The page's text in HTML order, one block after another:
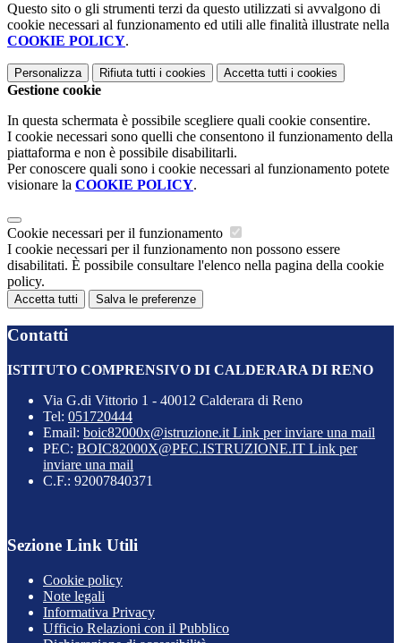
Questo sito o gli strumenti terzi da questo utilizzati si avvalgono di
cookie necessari al funzionamento ed utili alle finalità illustrate nella
COOKIE POLICY.
Personalizza Rifiuta tutti i cookies Accetta tutti i cookies
Gestione cookie
In questa schermata è possibile scegliere quali cookie consentire.
I cookie necessari sono quelli che consentono il funzionamento della
piattaforma e non è possibile disabilitarli.
Per conoscere quali sono i cookie necessari al funzionamento potete
visionare la COOKIE POLICY.
Cookie necessari per il funzionamento
I cookie necessari per il funzionamento non possono essere
disabilitati. È possibile consultare l'elenco nella pagina della cookie
policy.
Accetta tutti Salva le preferenze
Contatti
ISTITUTO COMPRENSIVO DI CALDERARA DI RENO
Via G.di Vittorio 1 - 40012 Calderara di Reno
Tel: 051720444
Email: boic82000x@istruzione.it Link per inviare una mail
PEC: BOIC82000X@PEC.ISTRUZIONE.IT Link per
inviare una mail
C.F.: 92007840371
Sezione Link Utili
Cookie policy
Note legali
Informativa Privacy
Ufficio Relazioni con il Pubblico